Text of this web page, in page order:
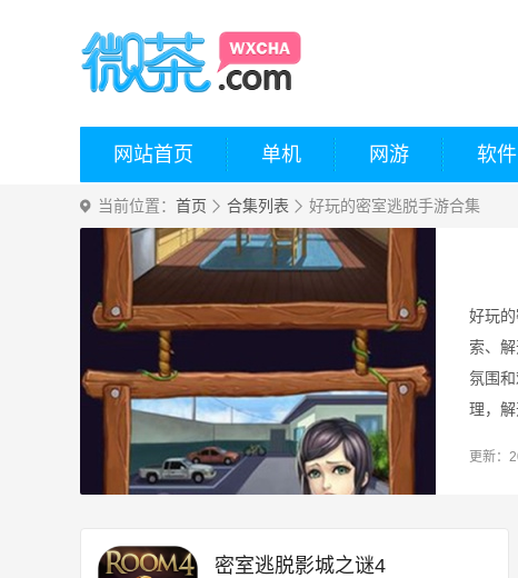
网站首页 单机 网游 软件
当前位置： 首页 合集列表 好玩的密室逃脱手游合集
好玩
索、
氛围
理，解
更新：
密室逃脱影城之谜4